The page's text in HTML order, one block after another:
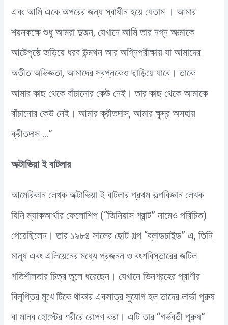
এবং আমি একে অপরের জন্য স্বাধীন হয়ে যেতাম । আমার
শয়নকক্ষে শুধু আমরা দুজন, যেখানে আমি তার নগ্ন আত্মাকে
আষ্টেপৃষ্ঠে জড়িয়ে ধরব উন্মথন আর অগ্নিপরীক্ষায় যা আমাদের
অতীত অভিজ্ঞতা, আমাদের স্বপ্নকেও ছাড়িয়ে যাবে। তাকে
আমার কাছ থেকে বাঁচানোর কেউ নেই। তার কাছ থেকে আমাকে
বাঁচানোর কেউ নেই। আমার ক্রীতদাস, আমার ক্ষুদ্র অসহায়
ক্রীতদাস …”
অক্টাভিয়া ই বাটলার
আমেরিকান লেখক অক্টাভিয়া ই বাটলার প্রথম কল্পবিজ্ঞান লেখক
যিনি ম্যাকআর্থার ফেলোশিপ (“জিনিয়াস গ্রান্ট” নামেও পরিচিত)
পেয়েছিলেন। তার ১৯৮৪ সালের ছোট গল্প “ব্লাডচাইল্ড” এ, তিনি
মানুষ এবং এলিয়েনের মধ্যে প্রজনন ও বংশবিস্তারের জটিল
গতিশীলতার চিত্র তুলে ধরেছেন। যেখানে ভিনগ্রহের প্রাণীর
বিলুপ্তির মুখে টিকে থাকার একমাত্র সুযোগ হল তাদের লার্ভা পুরুষ
বা মানব হোস্টের শরীরে রোপণ করা। এটি তার “গর্ভবতী পুরুষ”